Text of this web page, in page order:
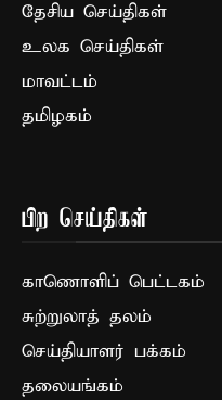
தேசிய செய்திகள்
உலக செய்திகள்
மாவட்டம்
தமிழகம்
பிற செய்திகள்
காணொளிப் பெட்டகம்
சுற்றுலாத் தலம்
செய்தியாளர் பக்கம்
தலையங்கம்